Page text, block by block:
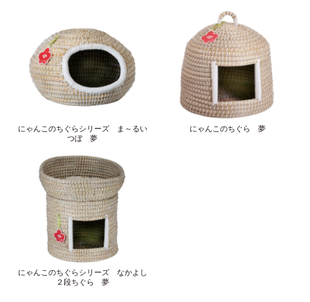
にゃんこのちぐらシリーズ ま～るい
つぼ 夢
にゃんこのちぐら 夢
にゃんこのちぐらシリーズ なかよし
２段ちぐら 夢